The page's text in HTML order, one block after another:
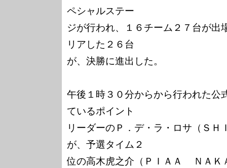
ペシャルステー
ジが行われ、１６チーム２７台が出
リアした２６台
が、決勝に進出した。
午後１時３０分からから行われた公
ているポイント
リーダーのＰ．デ・ラ・ロサ（Ｓ
が、予選タイム２
位の高木虎之介（ＰＩＡＡ  ＮＡＫ